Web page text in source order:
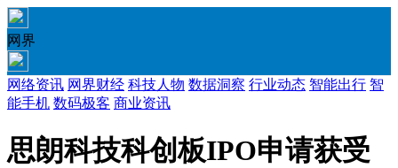
网界
网络资讯 网界财经 科技人物 数据洞察 行业动态 智能出行 智
能手机 数码极客 商业资讯
思朗科技科创板IPO申请获受